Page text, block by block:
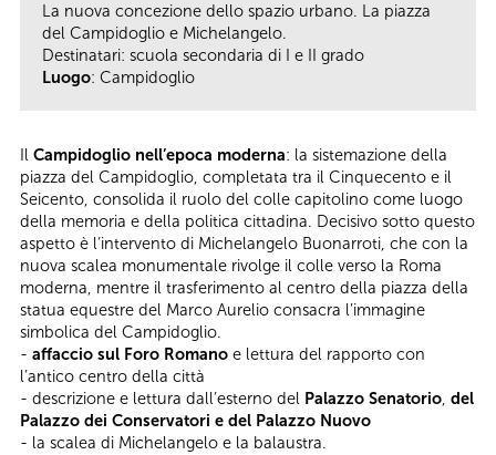
La nuova concezione dello spazio urbano. La piazza
del Campidoglio e Michelangelo.
Destinatari: scuola secondaria di I e II grado
Luogo: Campidoglio
Il Campidoglio nell’epoca moderna: la sistemazione della
piazza del Campidoglio, completata tra il Cinquecento e il
Seicento, consolida il ruolo del colle capitolino come luogo
della memoria e della politica cittadina. Decisivo sotto questo
aspetto è l’intervento di Michelangelo Buonarroti, che con la
nuova scalea monumentale rivolge il colle verso la Roma
moderna, mentre il trasferimento al centro della piazza della
statua equestre del Marco Aurelio consacra l’immagine
simbolica del Campidoglio.
- affaccio sul Foro Romano e lettura del rapporto con
l’antico centro della città
- descrizione e lettura dall’esterno del Palazzo Senatorio, del
Palazzo dei Conservatori e del Palazzo Nuovo
- la scalea di Michelangelo e la balaustra.